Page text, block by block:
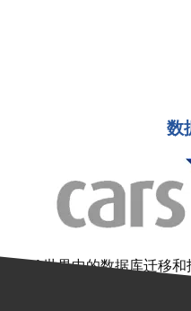
数
DCA世界中的数据库迁移和